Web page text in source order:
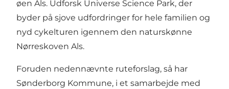
øen Als. Udforsk Universe Science Park, der
byder på sjove udfordringer for hele familien og
nyd cykelturen igennem den naturskønne
Nørreskoven Als.
Foruden nedennævnte ruteforslag, så har
Sønderborg Kommune, i et samarbejde med